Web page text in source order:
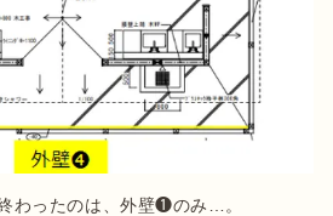
わったのは、外壁❶のみ…。